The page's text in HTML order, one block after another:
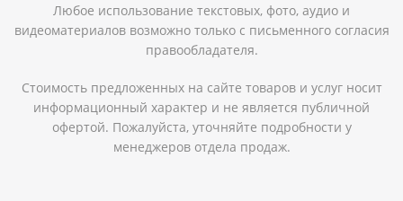
Любое использование текстовых, фото, аудио и
видеоматериалов возможно только с письменного согласия
правообладателя.
Стоимость предложенных на сайте товаров и услуг носит
информационный характер и не является публичной
офертой. Пожалуйста, уточняйте подробности у
менеджеров отдела продаж.